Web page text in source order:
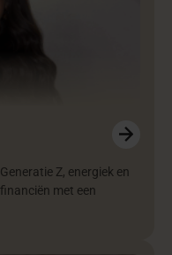
Z, energiek en
met een